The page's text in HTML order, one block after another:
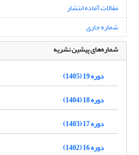
مقالات آماده انتشار
شماره جاری
شماره‌های پیشین نشریه
دوره 19 (1405)
دوره 18 (1404)
دوره 17 (1403)
دوره 16 (1402)